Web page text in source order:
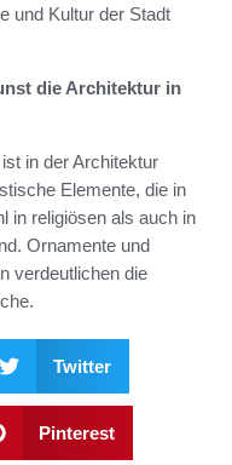
und Kultur der Stadt
die Architektur in
in der Architektur
Elemente, die in
in religiösen als auch in
Ornamente und
verdeutlichen die
Twitter
Pinterest